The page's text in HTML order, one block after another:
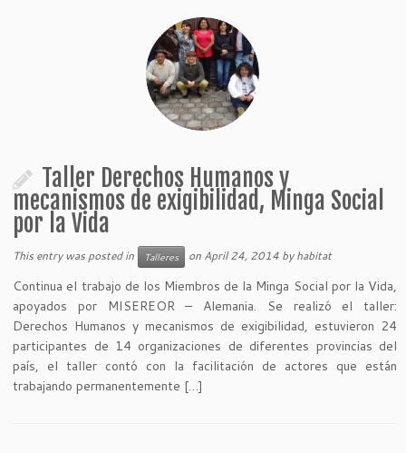
Taller Derechos Humanos y
mecanismos de exigibilidad, Minga Social
por la Vida
This entry was posted in Talleres on April 24, 2014 byhabitat
Continua el trabajo de los Miembros de la Minga Social por la Vida,
apoyados por MISEREOR – Alemania. Se realizó el taller:
Derechos Humanos y mecanismos de exigibilidad, estuvieron 24
participantes de 14 organizaciones de diferentes provincias del
país, el taller contó con la facilitación de actores que están
trabajando permanentemente […]